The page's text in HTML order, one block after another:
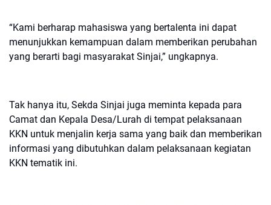
“Kami berharap mahasiswa yang bertalenta ini dapat
menunjukkan kemampuan dalam memberikan perubahan
yang berarti bagi masyarakat Sinjai,” ungkapnya.
Tak hanya itu, Sekda Sinjai juga meminta kepada para
Camat dan Kepala Desa/Lurah di tempat pelaksanaan
KKN untuk menjalin kerja sama yang baik dan memberikan
informasi yang dibutuhkan dalam pelaksanaan kegiatan
KKN tematik ini.